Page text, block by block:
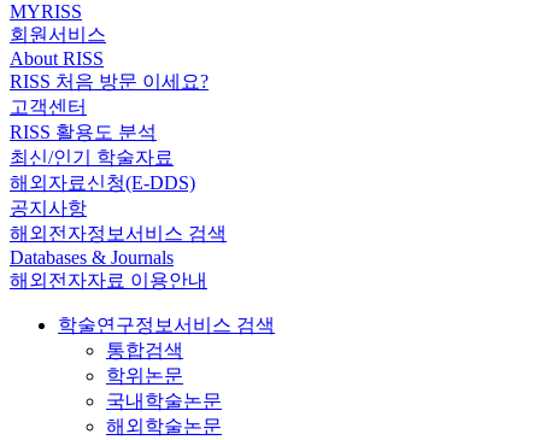
MYRISS
회원서비스
About RISS
RISS 처음 방문 이세요?
고객센터
RISS 활용도 분석
최신/인기 학술자료
해외자료신청(E-DDS)
공지사항
해외전자정보서비스 검색
Databases & Journals
해외전자자료 이용안내
학술연구정보서비스 검색
통합검색
학위논문
국내학술논문
해외학술논문